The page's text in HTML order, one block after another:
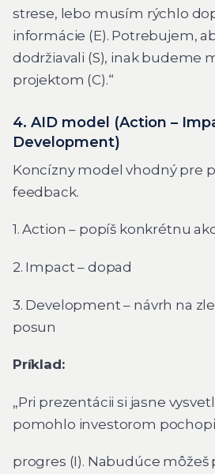
strese, lebo musím rýchlo
informácie (E). Potrebujem,
dodržiavali (S), inak budeme
projektom (C).“
4. AID model (Action –
Development)
Koncízny model vhodný pre
feedback.
1. Action – popíš konkrétnu
2. Impact – dopad
3. Development – návrh na
posun
Príklad:
„Pri prezentácii si jasne
pomohlo investorom
progres (I). Nabudúce môžeš